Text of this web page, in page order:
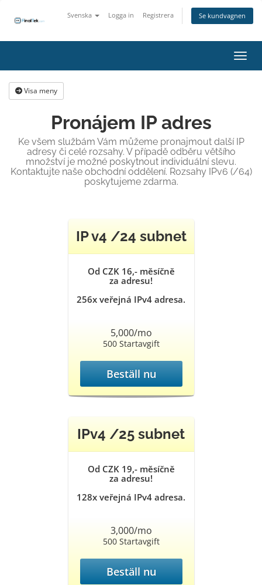
Svenska Logga in Registrera Se kundvagnen
Visa meny
Pronájem IP adres
Ke všem službám Vám můžeme pronajmout další IP
adresy či celé rozsahy. V případě odběru většího
množství je možné poskytnout individuální slevu.
Kontaktujte naše obchodní oddělení. Rozsahy IPv6 (/64)
poskytujeme zdarma.
IP v4 /24 subnet
Od CZK 16,- měsíčně
za adresu!
256x veřejná IPv4 adresa.
5,000/mo
500 Startavgift
Beställ nu
IPv4 /25 subnet
Od CZK 19,- měsíčně
za adresu!
128x veřejná IPv4 adresa.
3,000/mo
500 Startavgift
Beställ nu